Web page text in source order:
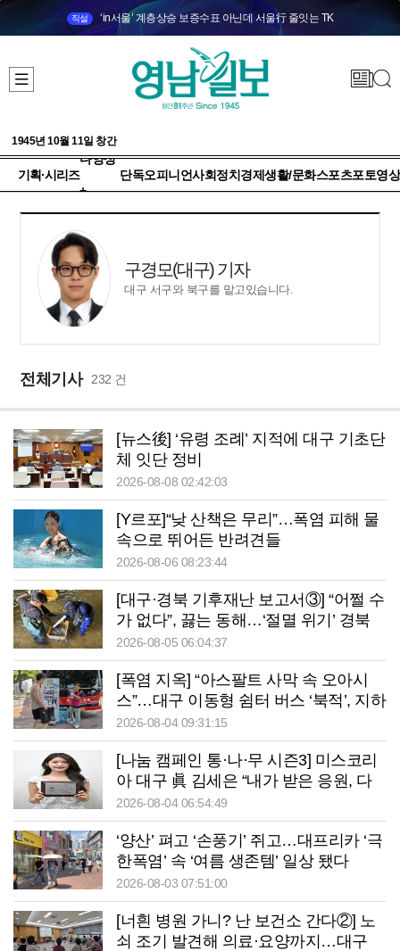
직설 ‘in서울’ 계층상승 보증수표 아닌데 서울行 줄잇는 TK
1945년 10월 11일 창간
기획·시리즈
다양성
+
단독오피니언사회정치 경제생활/문화스포츠포토영상
구경모(대구) 기자
대구 서구와 북구를 맡고있습니다.
전체기사 232 건
[뉴스後] ‘유령 조례’ 지적에 대구 기초단
체 잇단 정비
2026-08-08 02:42:03
[Y르포]“낮 산책은 무리”…폭염 피해 물
속으로 뛰어든 반려견들
2026-08-06 08:23:44
[대구·경북 기후재난 보고서③] “어쩔 수
가 없다”, 끓는 동해…‘절멸 위기’ 경북
수산업
2026-08-05 06:04:37
[폭염 지옥] “아스팔트 사막 속 오아시
스”…대구 이동형 쉼터 버스 ‘북적’, 지하
철역도 ‘바글’
2026-08-04 09:31:15
[나눔 캠페인 통·나·무 시즌3] 미스코리
아 대구 眞 김세은 “내가 받은 응원, 다
음 사람에게”
2026-08-04 06:54:49
‘양산’ 펴고 ‘손풍기’ 쥐고…대프리카 ‘극
한폭염’ 속 ‘여름 생존템’ 일상 됐다
2026-08-03 07:51:00
[너흰 병원 가니? 난 보건소 간다②] 노
쇠 조기 발견해 의료·요양까지…대구